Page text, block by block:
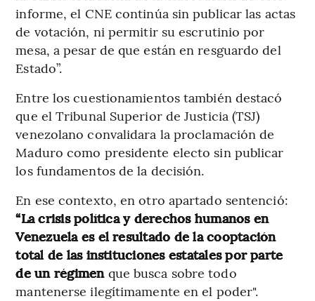
informe, el CNE continúa sin publicar las actas
de votación, ni permitir su escrutinio por
mesa, a pesar de que están en resguardo del
Estado”.
Entre los cuestionamientos también destacó
que el Tribunal Superior de Justicia (TSJ)
venezolano convalidara la proclamación de
Maduro como presidente electo sin publicar
los fundamentos de la decisión.
En ese contexto, en otro apartado sentenció:
“La crisis política y derechos humanos en
Venezuela es el resultado de la cooptación
total de las instituciones estatales por parte
de un régimenque busca sobre todo
mantenerse ilegítimamente en el poder".